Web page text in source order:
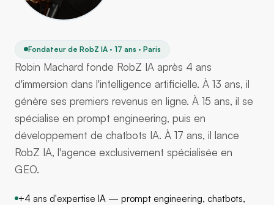
Fondateur de RobZ IA · 17 ans · Paris
Robin Machard fonde RobZ IA après 4 ans
d'immersion dans l'intelligence artificielle. À 13 ans, il
génère ses premiers revenus en ligne. À 15 ans, il se
spécialise en prompt engineering, puis en
développement de chatbots IA. À 17 ans, il lance
RobZ IA, l'agence exclusivement spécialisée en
GEO.
+4 ans d'expertise IA — prompt engineering, chatbots,